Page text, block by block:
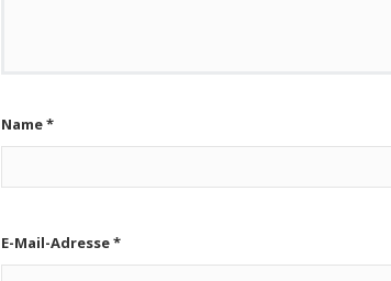
Name*
E-Mail-Adresse*